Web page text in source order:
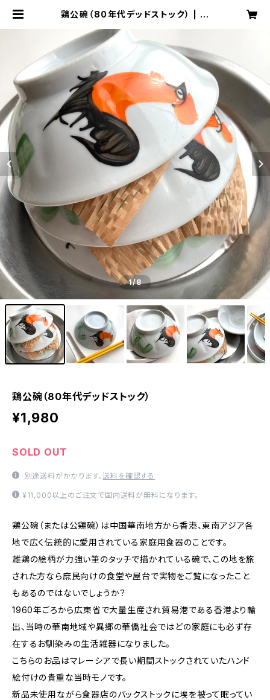
鶏公碗（80年代デッドストック） | 旅
1/8
鶏公碗（80年代デッドストック）
¥1,980
SOLD OUT
別途送料がかかります。送料を確認する
¥11,000以上のご注文で国内送料が無料になります。
鶏公碗（または公鶏碗）は中国華南地方から香港、東南アジア各
地で広く伝統的に愛用されている家庭用食器のことです。
雄鶏の絵柄が力強い筆のタッチで描かれている碗で、この地を旅
された方なら庶民向けの食堂や屋台で実物をご覧になったこと
もあるのではないでしょうか？
1960年ごろから広東省で大量生産され貿易港である香港より輸
出、当時の華南地域や異郷の華僑社会ではどの家庭にも必ず存
在するお馴染みの生活雑器になりました。
こちらのお品はマレーシアで長い期間ストックされていたハンド
絵付けの貴重な当時モノです。
新品未使用ながら食器店のバックストックに埃を被って眠ってい